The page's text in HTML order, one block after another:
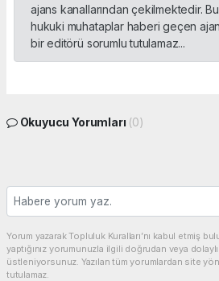
ajans kanallarından çekilmektedir.
hukuki muhataplar haberi geçen
bir editörü sorumlu tutulamaz...
Okuyucu Yorumları (0)
Yorum yazarak Topluluk Kuralları’nı kabul etmiş
yaptığınız yorumunuzla ilgili doğrudan veya
üstleniyorsunuz. Yazılan tüm yorumlardan site
tutulamaz.